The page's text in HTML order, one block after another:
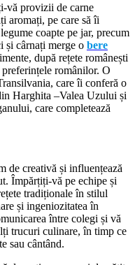
vă provizii de carne
aromați, pe care să îi
coapte pe jar, precum
și cârnați merge o bere
după rețete românești
românilor. O
care îi conferă o
Harghita –Valea Uzului și
care completează
de creativă și influențează
Împărțiți-vă pe echipe și
tradiționale în stilul
și ingeniozitatea în
între colegi și vă
trucuri culinare, în timp ce
sau cântând.